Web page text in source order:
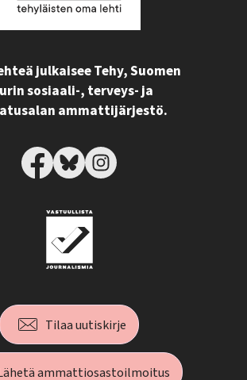
julkaisee Tehy, Suomen
sosiaali-, terveys- ja
ammattijärjestö.
Tilaa uutiskirje
ammattiosastoilmoitus